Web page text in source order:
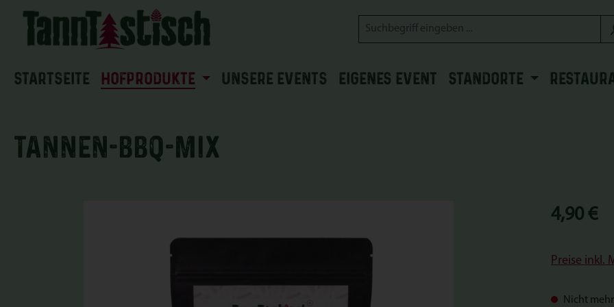
Hauptinhalt springen
Zur Suche springen
Zur Hauptnavigation springen
Startseite HOFPRODUKTE UNSERE EVENTS EIGENES EVENT STANDORTE
Tannen-BBQ-Mix
Regulärer
4,90 €
Preise inkl.
Nicht